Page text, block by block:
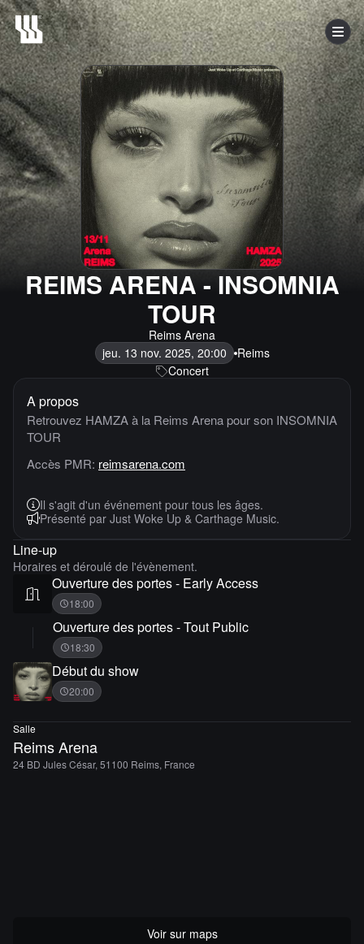
REIMS ARENA - INSOMNIA
TOUR
Reims Arena
jeu. 13 nov. 2025, 20:00
Reims
Concert
A propos
Retrouvez HAMZA à la Reims Arena pour son INSOMNIA
TOUR
Accès PMR: reimsarena.com
Il s'agit d'un événement pour tous les âges.
Présenté par Just Woke Up & Carthage Music.
Line-up
Horaires et déroulé de l'évènement.
Ouverture des portes - Early Access
18:00
Ouverture des portes - Tout Public
18:30
Début du show
20:00
Salle
Reims Arena
24 BD Jules César, 51100 Reims, France
Voir sur maps